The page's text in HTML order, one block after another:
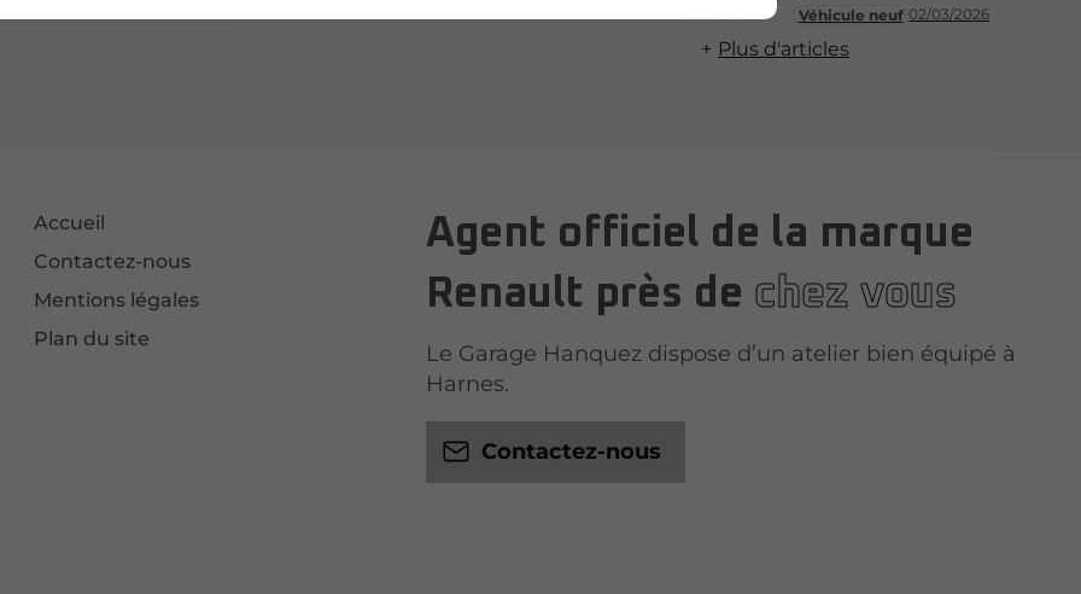
Véhicule neuf 02/03/2026
Plus d'articles
Accueil
Contactez-nous
Mentions légales
Plan du site
Agent officiel de la marque
Renault près de chez vous
Le Garage Hanquez dispose d’un atelier bien équipé à
Harnes.
Contactez-nous